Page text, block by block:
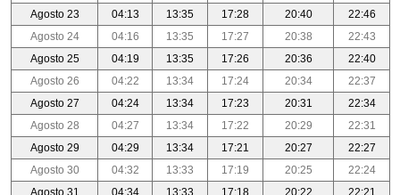
Agosto 23
04:13 13:35 17:28 20:40
22:46
Agosto 24
04:16 13:35 17:27 20:38
22:43
Agosto 25
04:19 13:35 17:26 20:36
22:40
Agosto 26
04:22 13:34 17:24 20:34
22:37
Agosto 27
04:24 13:34 17:23 20:31
22:34
Agosto 28
04:27 13:34 17:22 20:29
22:31
Agosto 29
04:29 13:34 17:21 20:27
22:27
Agosto 30
04:32 13:33 17:19 20:25
22:24